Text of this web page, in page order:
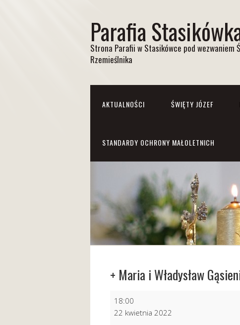
Parafia
Strona Parafii w Stasikówce pod wezwaniem
Rzemieślnika
AKTUALNOŚCI ŚWIĘTY JÓZEF
STANDARDY OCHRONY MAŁOLETNICH
+ Maria i Władysław
Maria
18:00
22 kwietnia 2022